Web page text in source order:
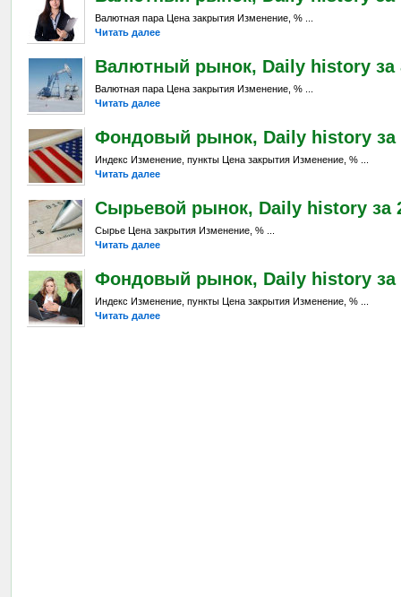
Валютная пара Цена закрытия Изменение, % ...
Читать далее
Валютный рынок, Daily history за
Валютная пара Цена закрытия Изменение, % ...
Читать далее
Фондовый рынок, Daily history за
Индекс Изменение, пункты Цена закрытия Изменение, % ...
Читать далее
Сырьевой рынок, Daily history за
Сырье Цена закрытия Изменение, % ...
Читать далее
Фондовый рынок, Daily history за
Индекс Изменение, пункты Цена закрытия Изменение, % ...
Читать далее